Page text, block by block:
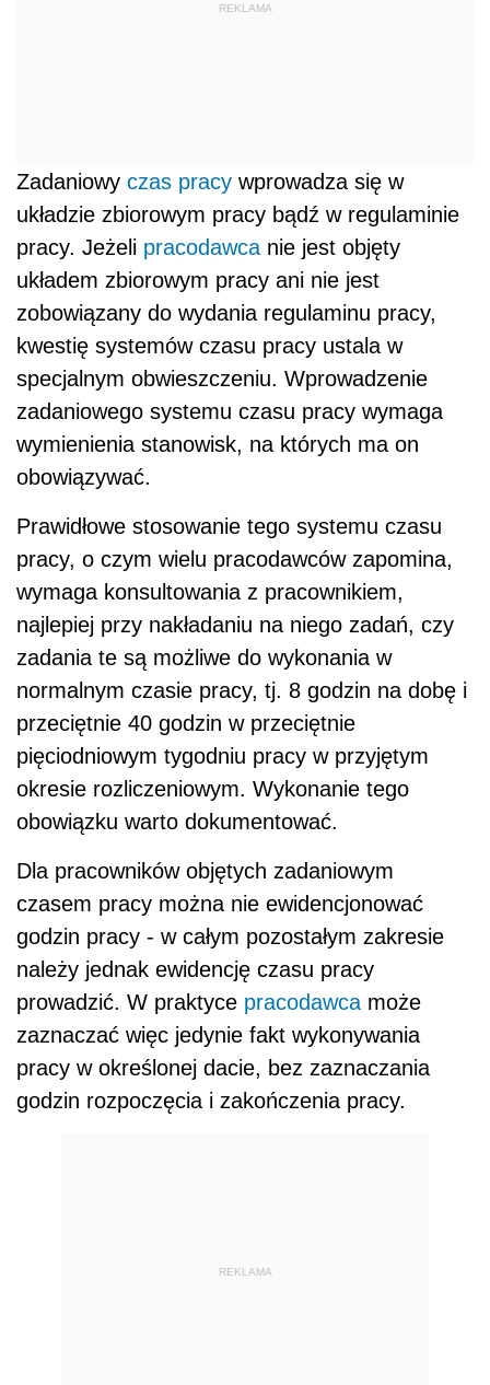
REKLAMA
Zadaniowy czas pracy wprowadza się w
układzie zbiorowym pracy bądź w regulaminie
pracy. Jeżeli pracodawca nie jest objęty
układem zbiorowym pracy ani nie jest
zobowiązany do wydania regulaminu pracy,
kwestię systemów czasu pracy ustala w
specjalnym obwieszczeniu. Wprowadzenie
zadaniowego systemu czasu pracy wymaga
wymienienia stanowisk, na których ma on
obowiązywać.
Prawidłowe stosowanie tego systemu czasu
pracy, o czym wielu pracodawców zapomina,
wymaga konsultowania z pracownikiem,
najlepiej przy nakładaniu na niego zadań, czy
zadania te są możliwe do wykonania w
normalnym czasie pracy, tj. 8 godzin na dobę i
przeciętnie 40 godzin w przeciętnie
pięciodniowym tygodniu pracy w przyjętym
okresie rozliczeniowym. Wykonanie tego
obowiązku warto dokumentować.
Dla pracowników objętych zadaniowym
czasem pracy można nie ewidencjonować
godzin pracy - w całym pozostałym zakresie
należy jednak ewidencję czasu pracy
prowadzić. W praktyce pracodawca może
zaznaczać więc jedynie fakt wykonywania
pracy w określonej dacie, bez zaznaczania
godzin rozpoczęcia i zakończenia pracy.
REKLAMA